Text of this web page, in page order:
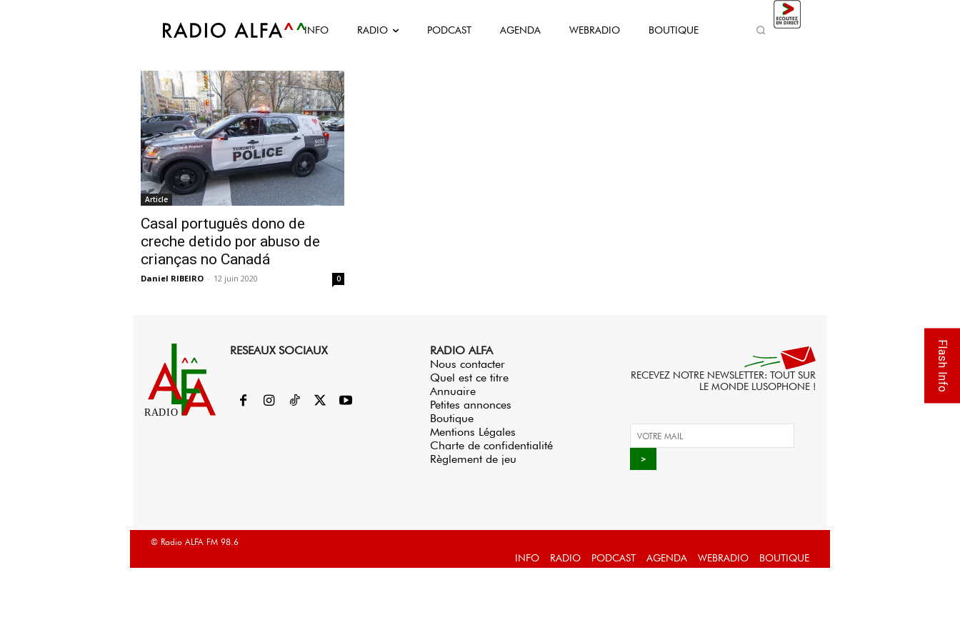
INFO RADIO PODCAST AGENDA WEBRADIO BOUTIQUE
Accueil Tags Casal português Canadá
Tag: casal português Canadá
Article
Casal português dono de
creche detido por abuso de
crianças no Canadá
Daniel RIBEIRO - 12 juin 2020 0
RADIO
RESEAUX SOCIAUX
RADIO ALFA
Nous contacter
Quel est ce titre
Annuaire
Petites annonces
Boutique
Mentions Légales
Charte de confidentialité
Règlement de jeu
RECEVEZ NOTRE NEWSLETTER: TOUT SUR
LE MONDE LUSOPHONE !
© Radio ALFA FM 98.6
INFO RADIO PODCAST AGENDA WEBRADIO BOUTIQUE
Flash Info